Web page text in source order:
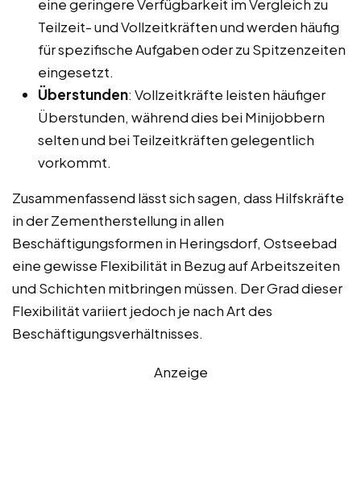
eine geringere Verfügbarkeit im Vergleich zu
Teilzeit- und Vollzeitkräften und werden häufig
für spezifische Aufgaben oder zu Spitzenzeiten
eingesetzt.
Überstunden: Vollzeitkräfte leisten häufiger
Überstunden, während dies bei Minijobbern
selten und bei Teilzeitkräften gelegentlich
vorkommt.
Zusammenfassend lässt sich sagen, dass Hilfskräfte
in der Zementherstellung in allen
Beschäftigungsformen in Heringsdorf, Ostseebad
eine gewisse Flexibilität in Bezug auf Arbeitszeiten
und Schichten mitbringen müssen. Der Grad dieser
Flexibilität variiert jedoch je nach Art des
Beschäftigungsverhältnisses.
Anzeige